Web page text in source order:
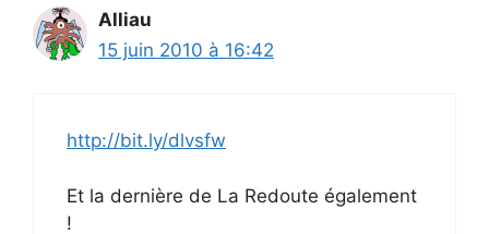
Alliau
15 juin 2010 à 16:42
http://bit.ly/dlvsfw
Et la dernière de La Redoute également
!